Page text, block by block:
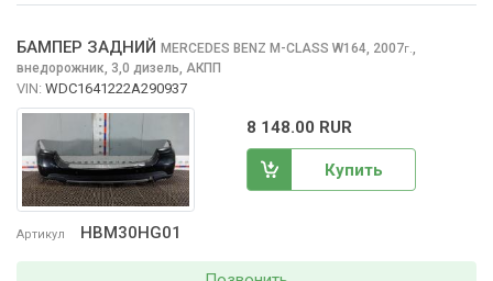
Артикул HBM30HG01
БАМПЕР ЗАДНИЙ MERCEDES BENZ M-CLASS W164, 2007г.,
внедорожник, 3,0 дизель, АКПП
VIN: WDC1641222A290937
8 148.00 RUR
Купить